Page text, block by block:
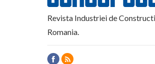
Revista Industriei de
Romania.